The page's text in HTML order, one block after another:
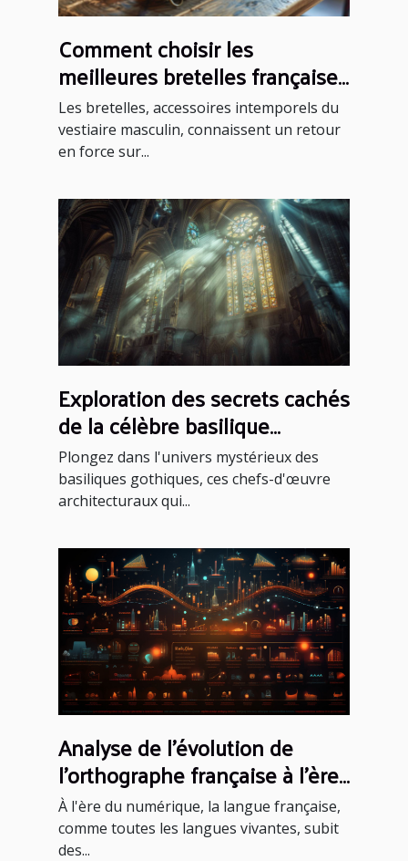
Comment choisir les
meilleures bretelles françaises
pour chaque occasion
Les bretelles, accessoires intemporels du
vestiaire masculin, connaissent un retour
en force sur...
Exploration des secrets cachés
de la célèbre basilique
gothique
Plongez dans l'univers mystérieux des
basiliques gothiques, ces chefs-d'œuvre
architecturaux qui...
Analyse de l'évolution de
l'orthographe française à l'ère
du numérique
À l'ère du numérique, la langue française,
comme toutes les langues vivantes, subit
des...